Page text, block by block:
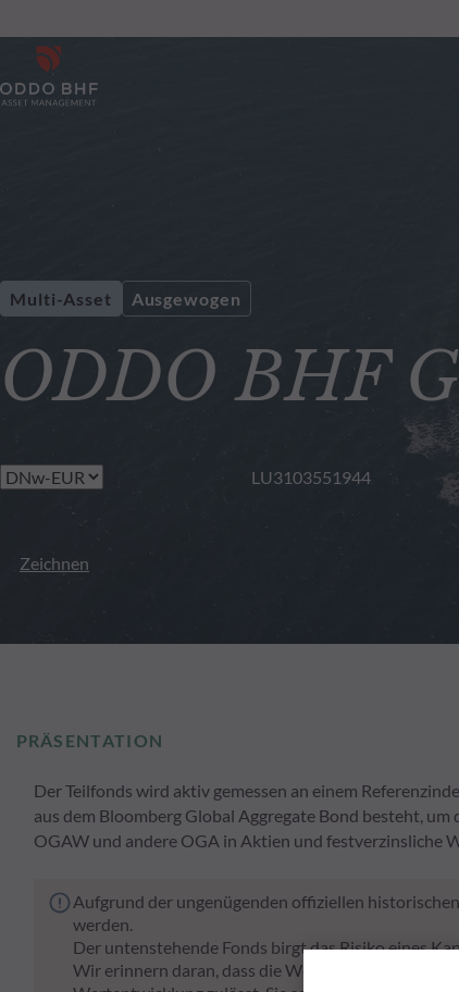
ODDO BHF
Multi-Asset Ausgewogen
LU3103551944
Zeichnen
PRÄSENTATION
Der Teilfonds wird aktiv gemessen an einem
aus dem Bloomberg Global Aggregate Bond besteht,
OGAW und andere OGA in Aktien und
Aufgrund der ungenügenden offiziellen
werden.
Der untenstehende Fonds birgt das Risiko eines
Wir erinnern daran, dass die Wertentwicklung in